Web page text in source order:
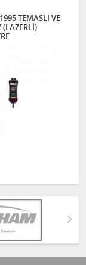
TEMASLI VE
(LAZERLİ)